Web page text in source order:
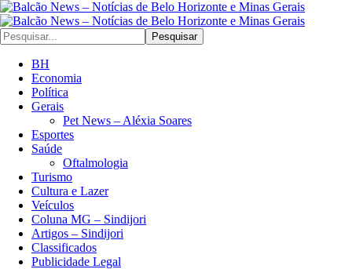
Pesquisar
BH
Economia
Política
Gerais
Pet News – Aléxia Soares
Esportes
Saúde
Oftalmologia
Turismo
Cultura e Lazer
Veículos
Coluna MG – Sindijori
Artigos – Sindijori
Classificados
Publicidade Legal